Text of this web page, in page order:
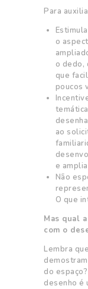
Para
o
o dedo,
que
poucos
ao
e
Não
O que
Mas qual
com o
Lembra
do
desenho é